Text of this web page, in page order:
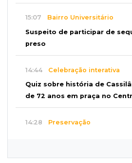
15:07 Bairro Universitário
Suspeito de participar de
preso
14:44 Celebração interativa
Quiz sobre história de
de 72 anos em praça no
14:28 Preservação